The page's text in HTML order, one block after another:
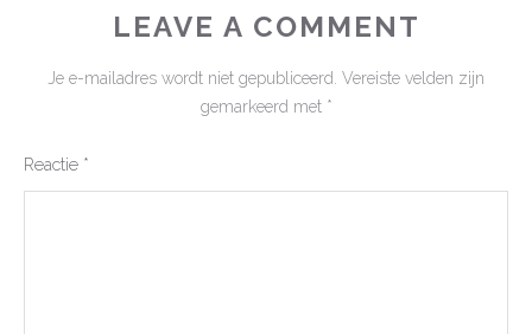
LEAVE A COMMENT
Je e-mailadres wordt niet gepubliceerd. Vereiste velden zijn
gemarkeerd met *
Reactie *